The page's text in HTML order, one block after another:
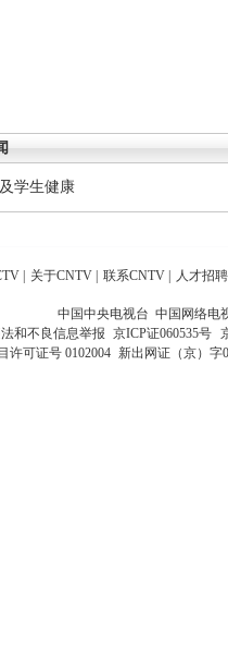
学生健康
| 关于CNTV | 联系CNTV | 人才招聘
中国中央电视台 中国网络电
和不良信息举报 京ICP证060535号
许可证号 0102004 新出网证（京）